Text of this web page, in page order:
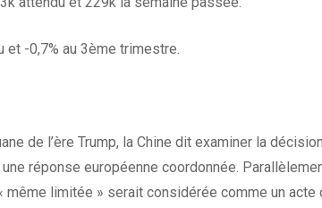
et -0,7% au 3ème trimestre.
de l’ère Trump, la Chine dit examiner la
réponse européenne coordonnée.
même limitée » serait considérée comme un acte